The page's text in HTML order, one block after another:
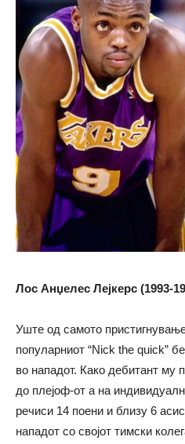
Лос Анџелес Лејкерс (1993-
Уште од самото
популарниот “Nick the quick”
во нападот. Како дебитант му
до плејоф-от а на
речиси 14 поени и близу 6
нападот со својот тимски